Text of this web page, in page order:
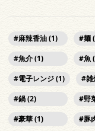
麻辣香油 (1) 麺
魚介 (1)
魚
電子レンジ (1)
雑
鍋 (2)
野
豪華 (1)
豚